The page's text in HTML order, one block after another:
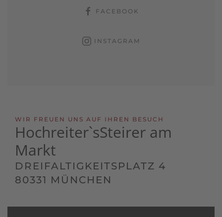
FACEBOOK
INSTAGRAM
WIR FREUEN UNS AUF IHREN BESUCH
Hochreiter`sSteirer am
Markt
DREIFALTIGKEITSPLATZ 4
80331 MÜNCHEN